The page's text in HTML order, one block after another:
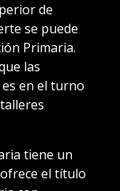
de
se puede
Primaria.
las
en el turno
tiene un
el título